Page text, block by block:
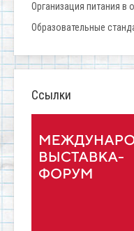
Организация питания в
Образовательные
Ссылки